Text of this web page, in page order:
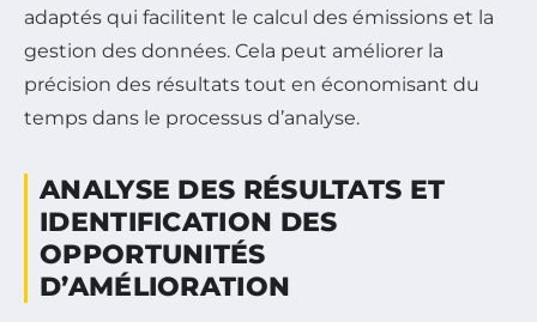
adaptés qui facilitent le calcul des émissions et la
gestion des données. Cela peut améliorer la
précision des résultats tout en économisant du
temps dans le processus d’analyse.
ANALYSE DES RÉSULTATS ET
IDENTIFICATION DES
OPPORTUNITÉS
D’AMÉLIORATION